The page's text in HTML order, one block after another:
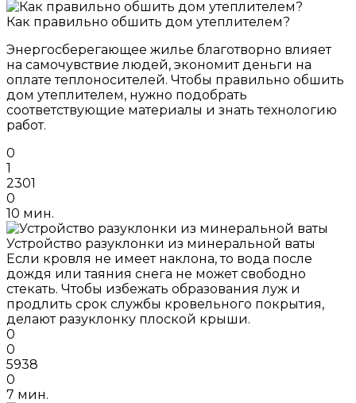
Как правильно обшить дом утеплителем?
Энергосберегающее жилье благотворно влияет
на самочувствие людей, экономит деньги на
оплате теплоносителей. Чтобы правильно обшить
дом утеплителем, нужно подобрать
соответствующие материалы и знать технологию
работ.
0
1
2301
0
10 мин.
Устройство разуклонки из минеральной ваты
Если кровля не имеет наклона, то вода после
дождя или таяния снега не может свободно
стекать. Чтобы избежать образования луж и
продлить срок службы кровельного покрытия,
делают разуклонку плоской крыши.
0
0
5938
0
7 мин.